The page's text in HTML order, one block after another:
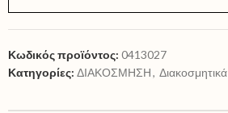
Κωδικός προϊόντος: 0413027
Κατηγορίες: ΔΙΑΚΟΣΜΗΣΗ, Διακοσμητικά